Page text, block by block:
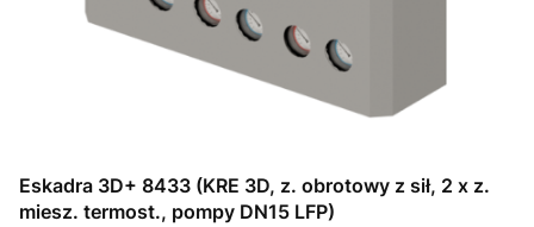
Eskadra 3D+ 8433 (KRE 3D, z. obrotowy z sił, 2 x z.
miesz. termost., pompy DN15 LFP)